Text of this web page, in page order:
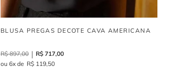
BLUSA PREGAS DECOTE CAVA AMERICANA
R$ 897,00 R$ 717,00
6
R$ 119,50